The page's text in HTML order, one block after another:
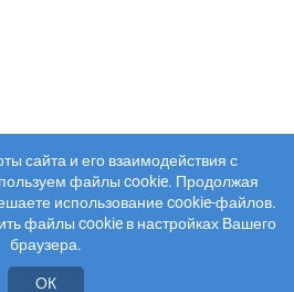
сайта и его взаимодействия с
файлы cookie. Продолжая
использование cookie-файлов.
файлы cookie в настройках Вашего
браузера.
ОК